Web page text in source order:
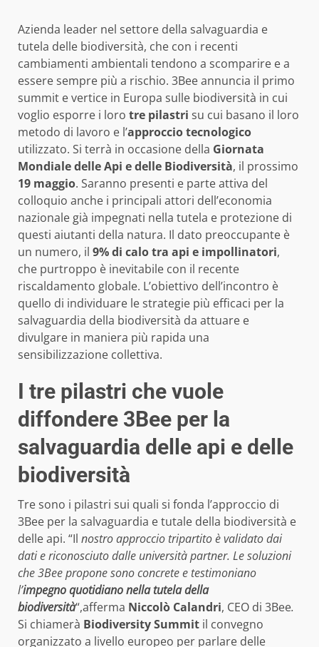
Azienda leader nel settore della salvaguardia e
tutela delle biodiversità, che con i recenti
cambiamenti ambientali tendono a scomparire e a
essere sempre più a rischio. 3Bee annuncia il primo
summit e vertice in Europa sulle biodiversità in cui
voglio esporre i loro tre pilastri su cui basano il loro
metodo di lavoro e l’approccio tecnologico
utilizzato. Si terrà in occasione della Giornata
Mondiale delle Api e delle Biodiversità, il prossimo
19 maggio. Saranno presenti e parte attiva del
colloquio anche i principali attori dell’economia
nazionale già impegnati nella tutela e protezione di
questi aiutanti della natura. Il dato preoccupante è
un numero, il 9% di calo tra api e impollinatori,
che purtroppo è inevitabile con il recente
riscaldamento globale. L’obiettivo dell’incontro è
quello di individuare le strategie più efficaci per la
salvaguardia della biodiversità da attuare e
divulgare in maniera più rapida una
sensibilizzazione collettiva.
I tre pilastri che vuole
diffondere 3Bee per la
salvaguardia delle api e delle
biodiversità
Tre sono i pilastri sui quali si fonda l’approccio di
3Bee per la salvaguardia e tutale della biodiversità e
delle api. “Il nostro approccio tripartito è validato dai
dati e riconosciuto dalle università partner. Le soluzioni
che 3Bee propone sono concrete e testimoniano
l’impegno quotidiano nella tutela della
biodiversità“,afferma Niccolò Calandri, CEO di 3Bee.
Si chiamerà Biodiversity Summit il convegno
organizzato a livello europeo per parlare delle